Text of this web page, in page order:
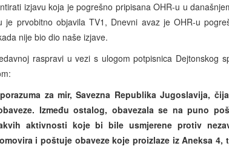
izjavu koja je pogrešno pripisana OHR-u u
je prvobitno objavila TV1, Dnevni avaz je OHR-u
nije bio dio naše izjave.
raspravi u vezi s ulogom potpisnica Dejtonskog
za mir, Savezna Republika Jugoslavija,
Između ostalog, obavezala se na puno
aktivnosti koje bi bile usmjerene protiv
i poštuje obaveze koje proizlaze iz Aneksa 4,